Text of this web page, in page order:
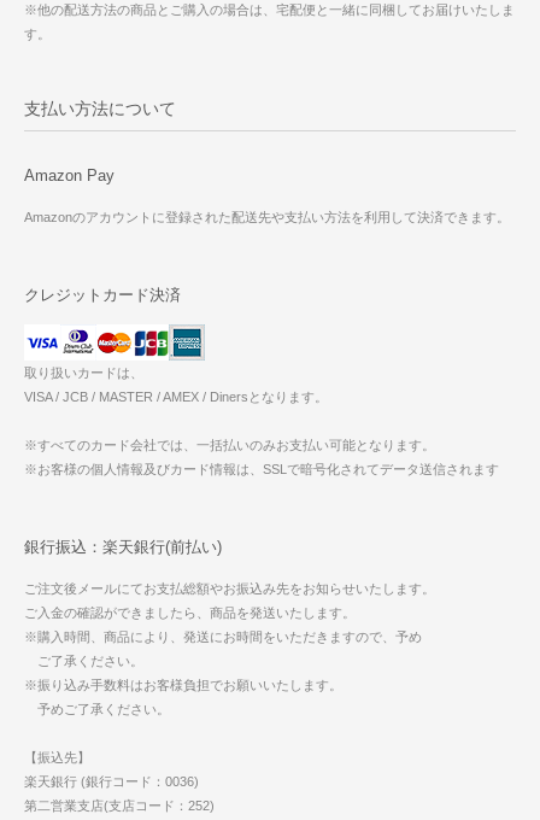
※他の配送方法の商品とご購入の場合は、宅配便と一緒に同梱してお届けいたしま
す。
支払い方法について
Amazon Pay
Amazonのアカウントに登録された配送先や支払い方法を利用して決済できます。
クレジットカード決済
取り扱いカードは、
VISA / JCB / MASTER / AMEX / Dinersとなります。
※すべてのカード会社では、一括払いのみお支払い可能となります。
※お客様の個人情報及びカード情報は、SSLで暗号化されてデータ送信されます
銀行振込：楽天銀行(前払い)
ご注文後メールにてお支払総額やお振込み先をお知らせいたします。
ご入金の確認ができましたら、商品を発送いたします。
※購入時間、商品により、発送にお時間をいただきますので、予め
ご了承ください。
※振り込み手数料はお客様負担でお願いいたします。
予めご了承ください。
【振込先】
楽天銀行 (銀行コード：0036)
第二営業支店(支店コード：252)